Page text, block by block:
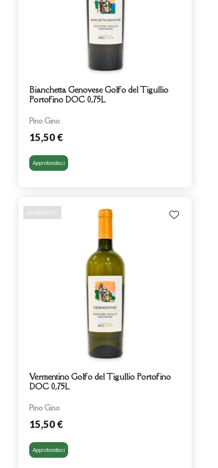
Bianchetta Genovese Golfo del Tigullio
Portofino DOC 0,75L
Pino Gino
15,50 €
Approfondisci
Vermentino Golfo del Tigullio Portofino
DOC 0,75L
Pino Gino
15,50 €
Approfondisci
IN ARRIVO!